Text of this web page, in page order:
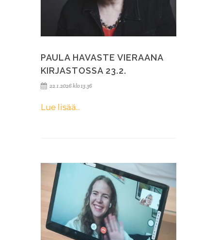
PAULA HAVASTE VIERAANA
KIRJASTOSSA 23.2.
22.1.2026 klo 13.36
Lue lisää..